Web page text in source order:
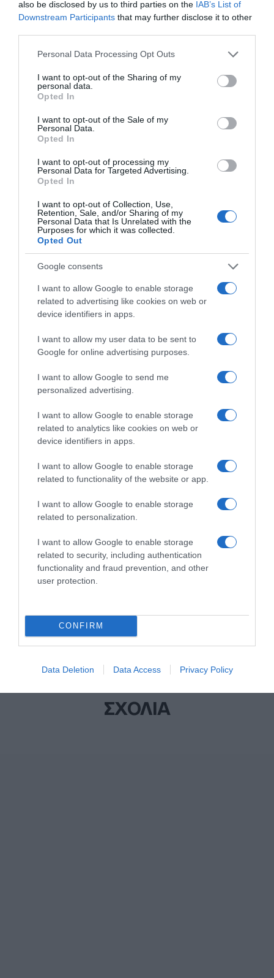
also be disclosed by us to third parties on the IAB’s List of
Downstream Participants that may further disclose it to other
Please note that this website/app uses one or more Google
not limited to your visit or usage behaviour. You may click to
grant or deny consent to Google and its third-party tags to
use your data for below specified purposes in below Google
consent section.
Personal Data Processing Opt Outs
I want to opt-out of the Sharing of my
personal data.
Opted In
I want to opt-out of the Sale of my
Personal Data.
Opted In
I want to opt-out of processing my
Personal Data for Targeted Advertising.
Opted In
I want to opt-out of Collection, Use,
Retention, Sale, and/or Sharing of my
Personal Data that Is Unrelated with the
Purposes for which it was collected.
Opted Out
Google consents
I want to allow Google to enable storage
related to advertising like cookies on web or
device identifiers in apps.
I want to allow my user data to be sent to
Google for online advertising purposes.
I want to allow Google to send me
personalized advertising.
I want to allow Google to enable storage
related to analytics like cookies on web or
device identifiers in apps.
I want to allow Google to enable storage
related to functionality of the website or app.
I want to allow Google to enable storage
related to personalization.
I want to allow Google to enable storage
related to security, including authentication
functionality and fraud prevention, and other
user protection.
CONFIRM
Data Deletion Data Access Privacy Policy
Προσθήκη ως προτεινόμενη
Ειδήσεις σήμερα
Αυστρία: Νέο ρεκόρ υψηλής θερμοκρασίας,
με 41,2 βαθμούς Κελσίου
Ουκρανία: Οι οικογένειες με παιδιά
Κραματόρσκ
ΗΠΑ: Ο Ζούκερμπεργκ απολογήθηκε στην
Ινδία για λάθη και περιεχόμενο της Meta
Χαλκιδική: Εντός ορίων τα αποτελέσματα
από τις πρώτες μικροβιολογικές αναλύσεις
στο πόσιμο νερό
Ακολούθησε το debater.gr στοGoogle News
και μάθετε πρώτοι όλες τις ειδήσεις
Share Tweet
ΝΙΚΗ ΚΕΡΑΜΕΩΣ ΥΠΟΥΡΓΕΙΟ ΕΡΓΑΣΙΑΣ
ΣΧΟΛΙΑ